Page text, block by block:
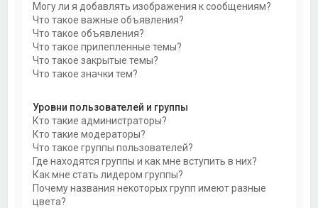
Могу ли я добавлять изображения к сообщениям?
Что такое важные объявления?
Что такое объявления?
Что такое прилепленные темы?
Что такое закрытые темы?
Что такое значки тем?
Уровни пользователей и группы
Кто такие администраторы?
Кто такие модераторы?
Что такое группы пользователей?
Где находятся группы и как мне вступить в них?
Как мне стать лидером группы?
Почему названия некоторых групп имеют разные
цвета?